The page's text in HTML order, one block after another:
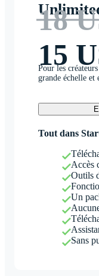
18
15
Pour les
grande échelle et
Tout dans
Accès
Outils
Un
Sans